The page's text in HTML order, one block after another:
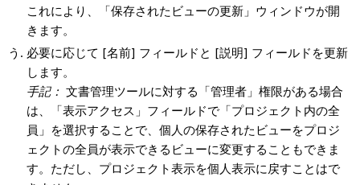
これにより、「保存されたビューの更新」ウィンドウが開
きます。
必要に応じて [名前] フィールドと [説明] フィールドを更新
します。
手記： 文書管理ツールに対する「管理者」権限がある場合
は、「表示アクセス」フィールドで「プロジェクト内の全
員」を選択することで、個人の保存されたビューをプロジ
ェクトの全員が表示できるビューに変更することもできま
す。ただし、プロジェクト表示を個人表示に戻すことはで